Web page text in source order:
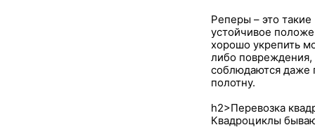
Реперы – это
устойчивое
хорошо укрепить
либо повреждения,
соблюдаются даже
полотну.
h2>Перевозка
Квадроциклы